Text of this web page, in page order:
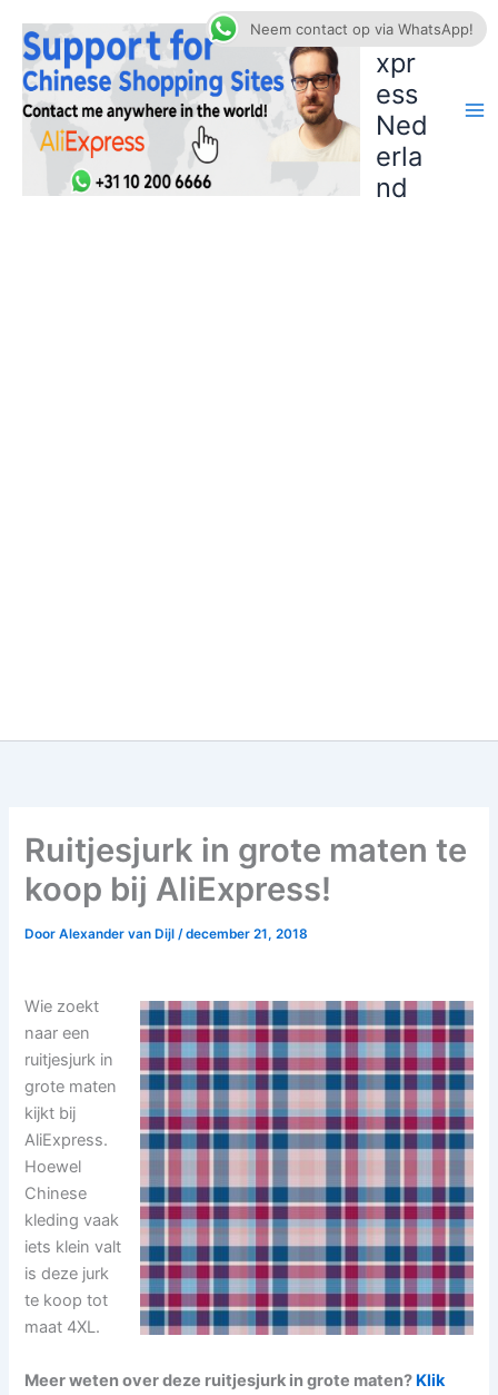
naar
inhoud
AliE
xpr
ess
Ned
erla
nd
Ruitjesjurk in grote maten te
koop bij AliExpress!
DoorAlexander van Dijl/december 21, 2018
Wie zoekt
naar een
ruitjesjurk in
grote maten
kijkt bij
AliExpress.
Hoewel
Chinese
kleding vaak
iets klein valt
is deze jurk
te koop tot
maat 4XL.
Meer weten over deze ruitjesjurk in grote maten? Klik
Neem contact op via WhatsApp!